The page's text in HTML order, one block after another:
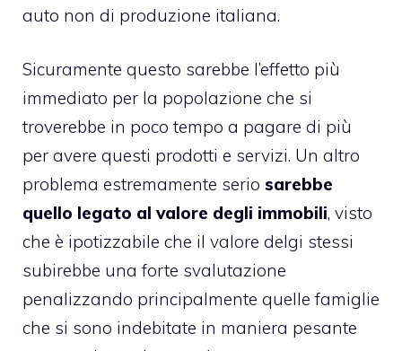
auto non di produzione italiana.
Sicuramente questo sarebbe l’effetto più
immediato per la popolazione che si
troverebbe in poco tempo a pagare di più
per avere questi prodotti e servizi. Un altro
problema estremamente serio sarebbe
quello legato al valore degli immobili, visto
che è ipotizzabile che il valore delgi stessi
subirebbe una forte svalutazione
penalizzando principalmente quelle famiglie
che si sono indebitate in maniera pesante